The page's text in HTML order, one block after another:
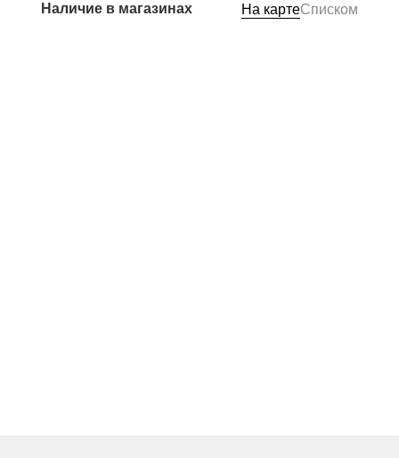
Наличие в магазинах На картеСписком